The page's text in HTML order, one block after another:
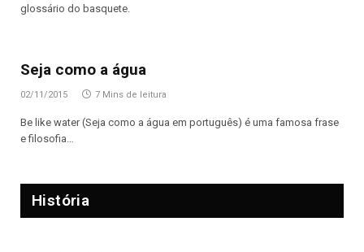
glossário do basquete.
Seja como a água
02/11/2015 7 Mins de leitura
Be like water (Seja como a água em português) é uma famosa frase
e filosofia…
História